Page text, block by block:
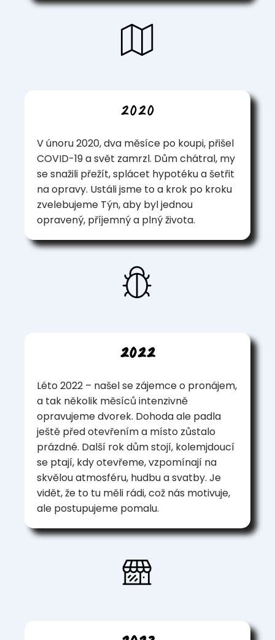
2020
V únoru 2020, dva měsíce po koupi, přišel
COVID-19 a svět zamrzl. Dům chátral, my
se snažili přežít, splácet hypotéku a šetřit
na opravy. Ustáli jsme to a krok po kroku
zvelebujeme Týn, aby byl jednou
opravený, příjemný a plný života.
2022
Léto 2022 – našel se zájemce o pronájem,
a tak několik měsíců intenzivně
opravujeme dvorek. Dohoda ale padla
ještě před otevřením a místo zůstalo
prázdné. Další rok dům stojí, kolemjdoucí
se ptají, kdy otevřeme, vzpomínají na
skvělou atmosféru, hudbu a svatby. Je
vidět, že to tu měli rádi, což nás motivuje,
ale postupujeme pomalu.